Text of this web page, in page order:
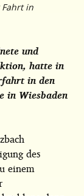
in
und
hatte in
in den
in Wiesbaden
des
einem